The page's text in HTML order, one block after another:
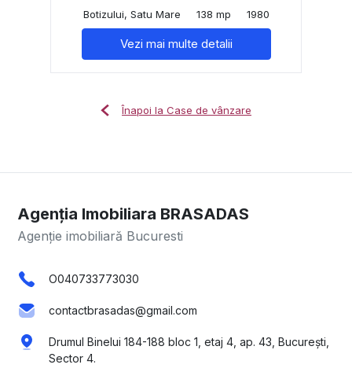
Botizului, Satu Mare
138 mp 1980
Vezi mai multe detalii
Înapoi la Case de vânzare
Agenția Imobiliara BRASADAS
Agenție imobiliară Bucuresti
O040733773030
contactbrasadas@gmail.com
Drumul Binelui 184-188 bloc 1, etaj 4, ap. 43, București,
Sector 4.